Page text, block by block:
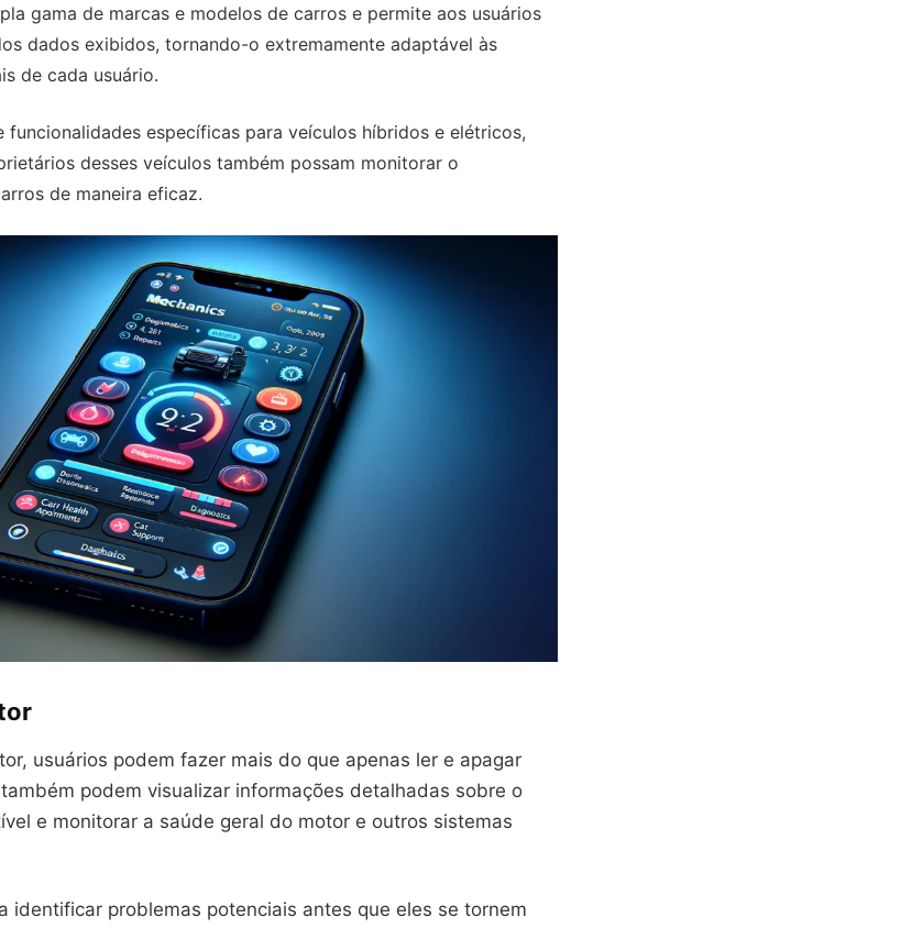
gama de marcas e modelos de carros e permite aos usuários
dados exibidos, tornando-o extremamente adaptável às
de cada usuário.
funcionalidades específicas para veículos híbridos e elétricos,
desses veículos também possam monitorar o
de maneira eficaz.
usuários podem fazer mais do que apenas ler e apagar
podem visualizar informações detalhadas sobre o
e monitorar a saúde geral do motor e outros sistemas
identificar problemas potenciais antes que eles se tornem